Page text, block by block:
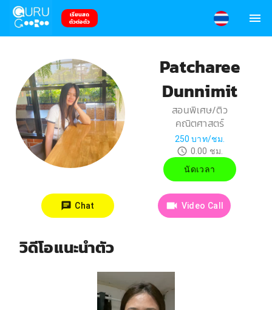
เรียนสด
ตัวต่อตัว
Patcharee
Dunnimit
สอนพิเศษ/ติว
คณิตศาสตร์
250 บาท/ชม.
0.00 ชม.
นัดเวลา
Chat Video Call
วิดีโอแนะนำตัว